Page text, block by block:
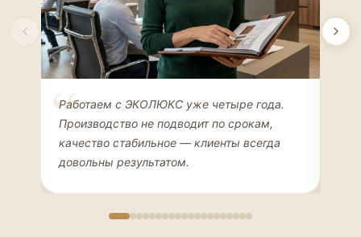
Елена Соколова
ДИЗАЙНЕР ИНТЕРЬЕРОВ
Работаем с ЭКОЛЮКС уже четыре года.
Производство не подводит по срокам,
качество стабильное — клиенты всегда
довольны результатом.